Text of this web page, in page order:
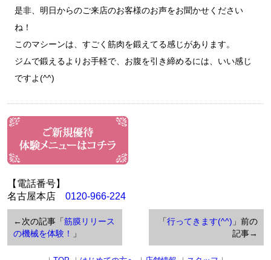
是非、明日からのご来店のお客様のお声をお聞かせください
ね！
このマシーンは、すごく筋肉を鍛えてる感じがあります。
ジムで鍛えるよりお手軽で、お腹を引き締めるには、いい感じ
ですよ(^^)
【電話番号】
名古屋本店 0120-966-224
「行ってきます(^^) 」前の
記事→
←次の記事「筋膜リリース
の機械を体験！
」